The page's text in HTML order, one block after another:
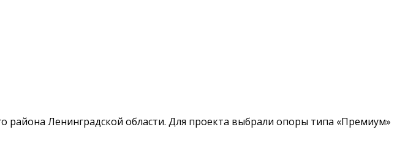
района Ленинградской области. Для проекта выбрали опоры типа «Премиум»